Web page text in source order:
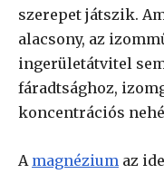
szerepet játszik.
alacsony, az
ingerületátvitel
fáradtsághoz,
koncentrációs
A magnézium az